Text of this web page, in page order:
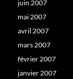
juin 2007
mai 2007
avril 2007
mars 2007
février 2007
janvier 2007